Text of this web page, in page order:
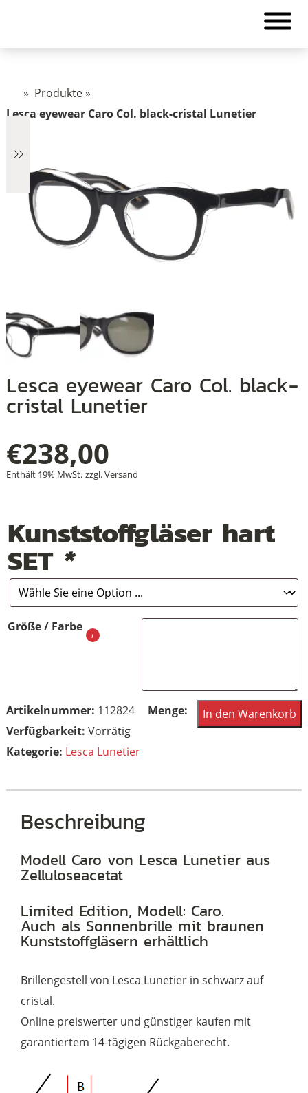
» Produkte»
Lesca eyewear Caro Col. black-cristal Lunetier
Lesca eyewear Caro Col. black-
cristal Lunetier
€238,00
Enthält 19% MwSt. zzgl.Versand
Kunststoffgläser hart
SET *
Größe / Farbe
Artikelnummer: 112824
Vorrätig
Kategorie: Lesca Lunetier
Lesca
eyewear
black-
Menge
In den Warenkorb
Beschreibung
Modell Caro von Lesca Lunetier aus
Zelluloseacetat
Limited Edition, Modell: Caro.
Auch als Sonnenbrille mit braunen
Kunststoffgläsern erhältlich
Brillengestell von Lesca Lunetier in schwarz auf
cristal.
Online preiswerter und günstiger kaufen mit
garantiertem 14-tägigen Rückgaberecht.
+